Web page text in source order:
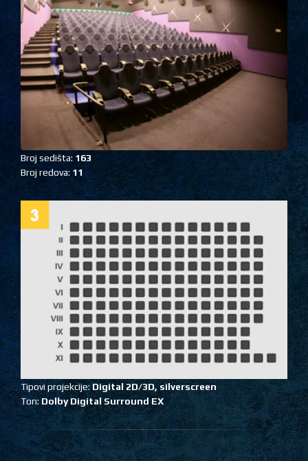
Broj sedišta: 163
Broj redova: 11
Tipovi projekcije: Digital 2D/3D,silverscreen
Ton:Dolby Digital Surround EX